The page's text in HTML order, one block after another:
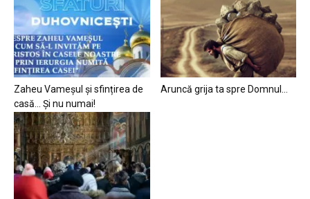
Zaheu Vameșul și sfințirea de
casă… Și nu numai!
Aruncă grija ta spre Domnul…